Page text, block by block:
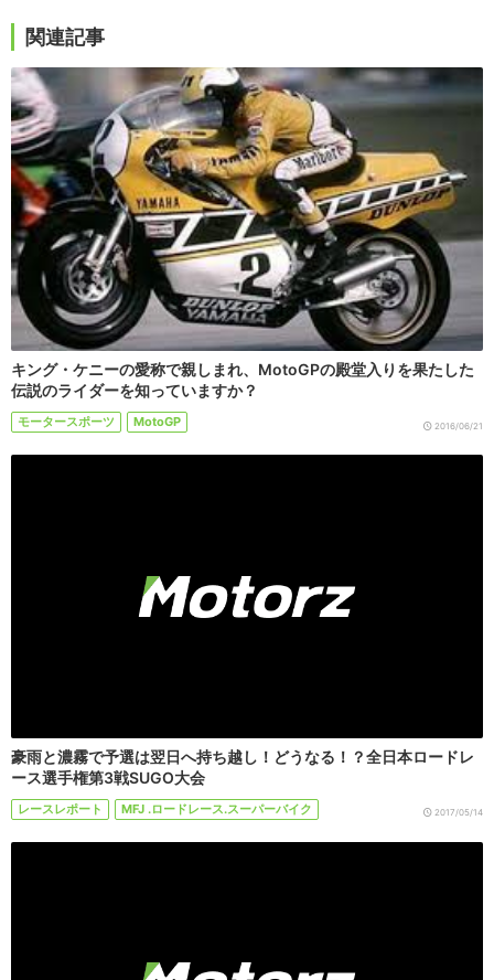
関連記事
キング・ケニーの愛称で親しまれ、MotoGPの殿堂入りを果たした
伝説のライダーを知っていますか？
モータースポーツ MotoGP 2016/06/21
豪雨と濃霧で予選は翌日へ持ち越し！どうなる！？全日本ロードレ
ース選手権第3戦SUGO大会
レースレポート MFJ .ロードレース.スーパーバイク 2017/05/14